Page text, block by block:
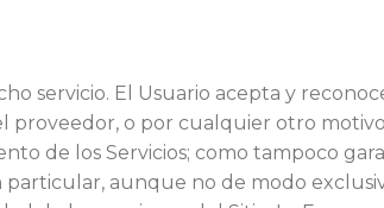
servicio. El Usuario acepta y
proveedor, o por cualquier otro
de los Servicios; como tampoco
aunque no de modo